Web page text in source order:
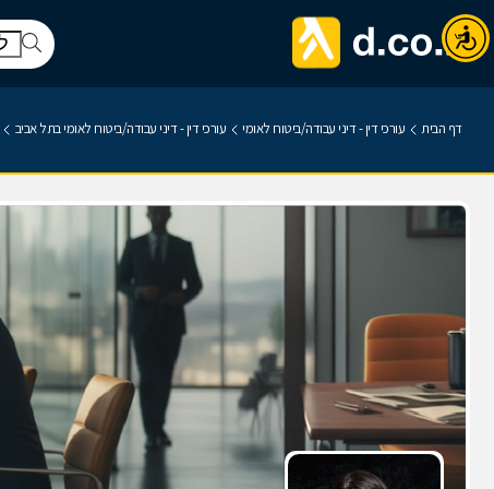
דף הבית עורכי דין - דיני עבודה/ביטוח לאומי עורכי דין - דיני עבודה/ביטוח לאומי בתל אביב